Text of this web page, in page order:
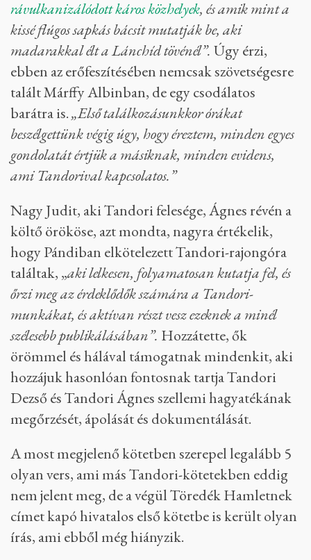
rávulkanizálódott káros közhelyek, és amik mint a
kissé flúgos sapkás bácsit mutatják be, aki
madarakkal élt a Lánchíd tövénél”. Úgy érzi,
ebben az erőfeszítésében nemcsak szövetségesre
talált Márffy Albinban, de egy csodálatos
barátra is.„Első találkozásunkkor órákat
beszélgettünk végig úgy, hogy éreztem, minden egyes
gondolatát értjük a másiknak, minden evidens,
ami Tandorival kapcsolatos.”
Nagy Judit, aki Tandori felesége, Ágnes révén a
költő örököse, azt mondta, nagyra értékelik,
hogy Pándiban elkötelezett Tandori-rajongóra
találtak, „aki lelkesen, folyamatosan kutatja fel, és
őrzi meg az érdeklődők számára a Tandori-
munkákat, és aktívan részt vesz ezeknek a minél
szélesebb publikálásában”. Hozzátette, ők
örömmel és hálával támogatnak mindenkit, aki
hozzájuk hasonlóan fontosnak tartja Tandori
Dezső és Tandori Ágnes szellemi hagyatékának
megőrzését, ápolását és dokumentálását.
A most megjelenő kötetben szerepel legalább 5
olyan vers, ami más Tandori-kötetekben eddig
nem jelent meg, de a végül Töredék Hamletnek
címet kapó hivatalos első kötetbe is került olyan
írás, ami ebből még hiányzik.